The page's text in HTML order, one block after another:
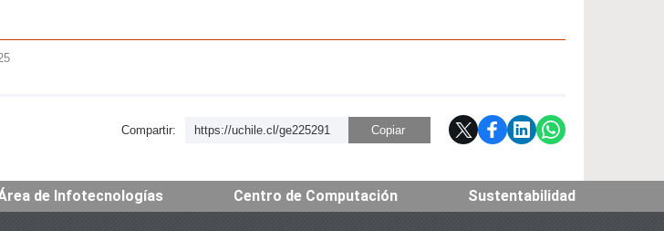
Compartir: https://uchile.cl/ge225291 Copiar
de Infotecnologías Centro de Computación Sustentabilidad